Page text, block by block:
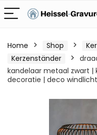
Home Shop
Kerzenständer
kandelaar metaal zwart |
decoratie | deco